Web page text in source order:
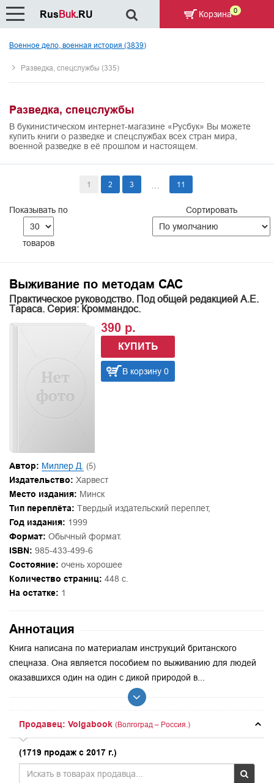
Военное дело, военная история (3839)
Разведка, спецслужбы (335)
Разведка, спецслужбы
В букинистическом интернет-магазине «Русбук» Вы можете
купить книги о разведке и спецслужбах всех стран мира,
военной разведке в её прошлом и настоящем.
1 2 3 11
Показывать по
товаров
Сортировать
Выживание по методам САС
Практическое руководство. Под общей редакцией А.Е.
Тараса. Серия: Кроммандос.
390 р.
КУПИТЬ
В корзину 0
Автор: Миллер Д. (5)
Издательство: Харвест
Место издания: Минск
Тип переплёта: Твердый издательский переплет,
Год издания: 1999
Формат: Обычный формат.
ISBN: 985-433-499-6
Состояние: очень хорошее
Количество страниц: 448 с.
На остатке: 1
Аннотация
Книга написана по материалам инструкций британского
спецназа. Она является пособием по выживанию для людей
оказавшихся один на один с дикой природой в...
Продавец: Volgabook (Волгоград – Россия.)
(1719 продаж с 2017 г.)
RusBuk.RU Корзина 0